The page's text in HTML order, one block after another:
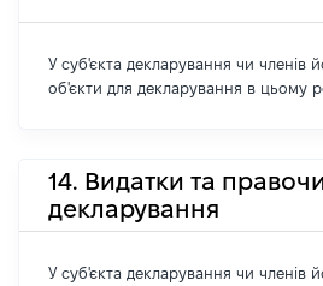
У суб'єкта декларування чи членів
об'єкти для декларування в цьому
14. Видатки та
декларування
У суб'єкта декларування чи членів